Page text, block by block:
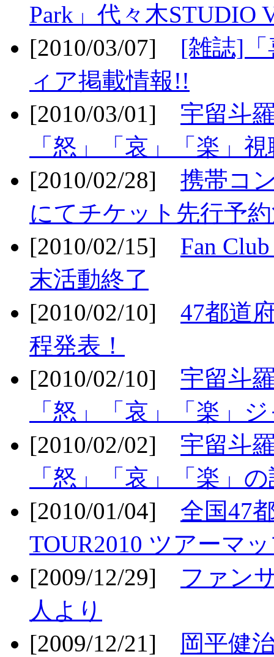
Park」代々木STUDIO
[2010/03/07] [雑誌]「
ィア掲載情報!!
[2010/03/01] 宇留斗
「怒」「哀」「楽」
[2010/02/28] 携帯コ
にてチケット先行予
[2010/02/15] Fan
末活動終了
[2010/02/10] 47都道
程発表！
[2010/02/10] 宇留斗
「怒」「哀」「楽」
[2010/02/02] 宇留斗
「怒」「哀」「楽」
[2010/01/04] 全国47
TOUR2010 ツアーマ
[2009/12/29] ファン
人より
[2009/12/21]
岡平健